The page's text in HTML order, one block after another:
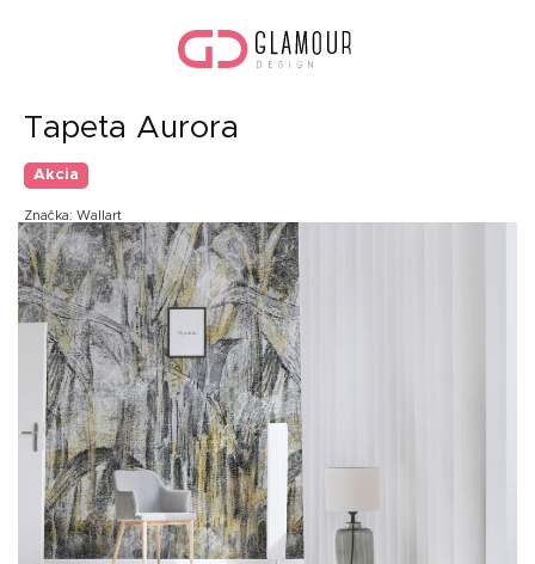
Tapeta Aurora
Akcia
Značka: Wallart